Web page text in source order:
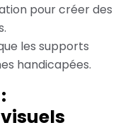
pour créer des
les supports
handicapées.